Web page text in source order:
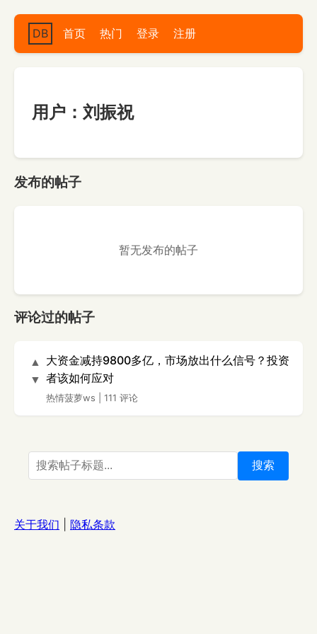
DB 首页 热门 登录 注册
用户：刘振祝
发布的帖子
暂无发布的帖子
评论过的帖子
▲
▼
大资金减持9800多亿，市场放出什么信号？投资
者该如何应对
热情菠萝ws 111 评论
搜索
关于我们 隐私条款